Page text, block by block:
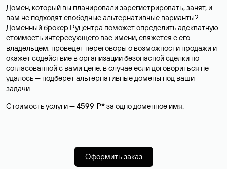
Домен, который вы планировали зарегистрировать, занят, и
вам не подходят свободные альтернативные варианты?
Доменный брокер Руцентра поможет определить адекватную
стоимость интересующего вас имени, свяжется с его
владельцем, проведет переговоры о возможности продажи и
окажет содействие в организации безопасной сделки по
согласованной с вами цене, в случае если договориться не
удалось — подберет альтернативные домены под ваши
задачи.
Стоимость услуги —4599 ₽*за одно доменное имя.
Оформить заказ